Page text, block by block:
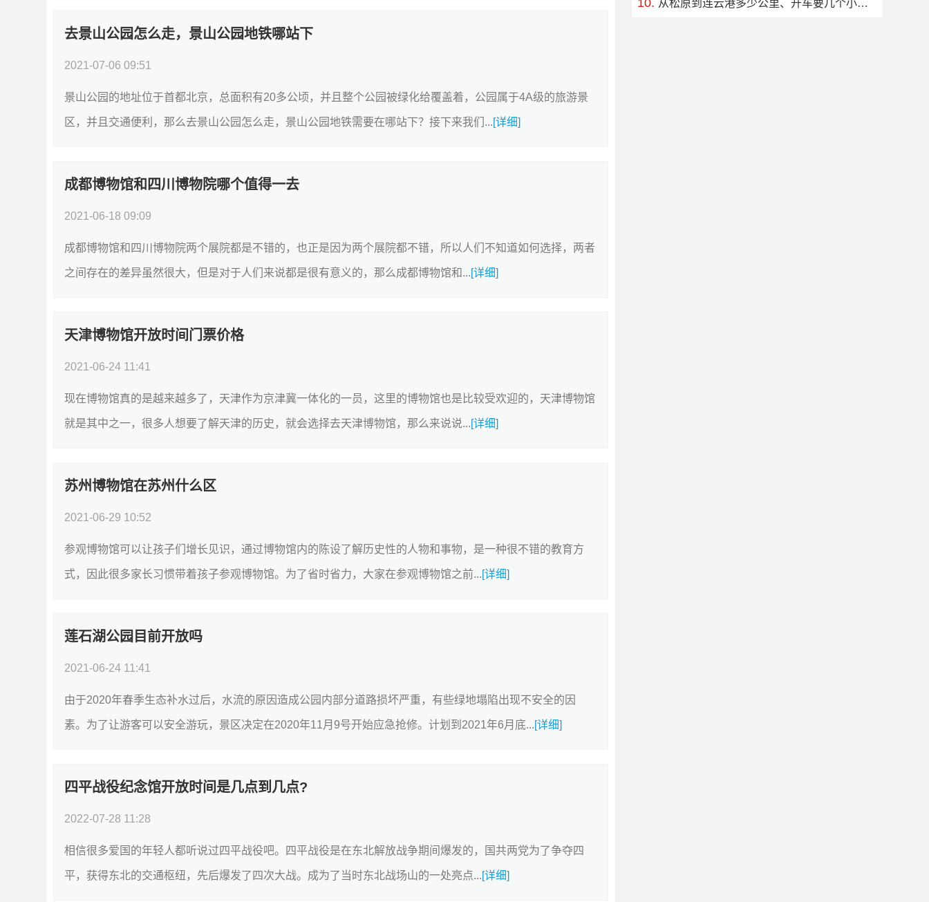
去景山公园怎么走，景山公园地铁哪站下
2021-07-06 09:51
景山公园的地址位于首都北京，总面积有20多公顷，并且整个公园被绿化给覆盖着，公园属于4A级的旅游景
区，并且交通便利，那么去景山公园怎么走，景山公园地铁需要在哪站下？接下来我们...[详细]
成都博物馆和四川博物院哪个值得一去
2021-06-18 09:09
成都博物馆和四川博物院两个展院都是不错的，也正是因为两个展院都不错，所以人们不知道如何选择，两者
之间存在的差异虽然很大，但是对于人们来说都是很有意义的，那么成都博物馆和...[详细]
天津博物馆开放时间门票价格
2021-06-24 11:41
现在博物馆真的是越来越多了，天津作为京津冀一体化的一员，这里的博物馆也是比较受欢迎的，天津博物馆
就是其中之一，很多人想要了解天津的历史，就会选择去天津博物馆，那么来说说...[详细]
苏州博物馆在苏州什么区
2021-06-29 10:52
参观博物馆可以让孩子们增长见识，通过博物馆内的陈设了解历史性的人物和事物，是一种很不错的教育方
式，因此很多家长习惯带着孩子参观博物馆。为了省时省力，大家在参观博物馆之前...[详细]
莲石湖公园目前开放吗
2021-06-24 11:41
由于2020年春季生态补水过后，水流的原因造成公园内部分道路损坏严重，有些绿地塌陷出现不安全的因
素。为了让游客可以安全游玩，景区决定在2020年11月9号开始应急抢修。计划到2021年6月底...[详细]
四平战役纪念馆开放时间是几点到几点?
2022-07-28 11:28
相信很多爱国的年轻人都听说过四平战役吧。四平战役是在东北解放战争期间爆发的，国共两党为了争夺四
平，获得东北的交通枢纽，先后爆发了四次大战。成为了当时东北战场山的一处亮点...[详细]
从松原到连云港多少公里、开车要几个小时？过路费、油费等